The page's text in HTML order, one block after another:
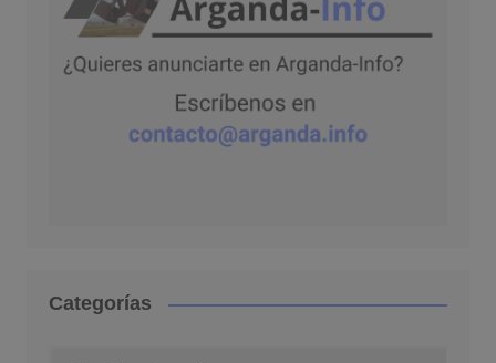
Categorías